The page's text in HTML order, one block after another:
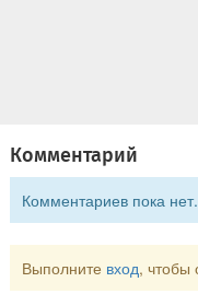
Комментарий
Комментариев пока нет.
Выполните вход, чтобы